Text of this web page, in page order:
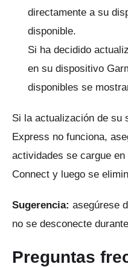
directamente a su
disponible.
Si ha decidido
en su dispositivo
disponibles se
Si la actualización de su
Express no funciona,
actividades se cargue
Connect y luego se
Sugerencia: asegúrese
no se desconecte
Preguntas